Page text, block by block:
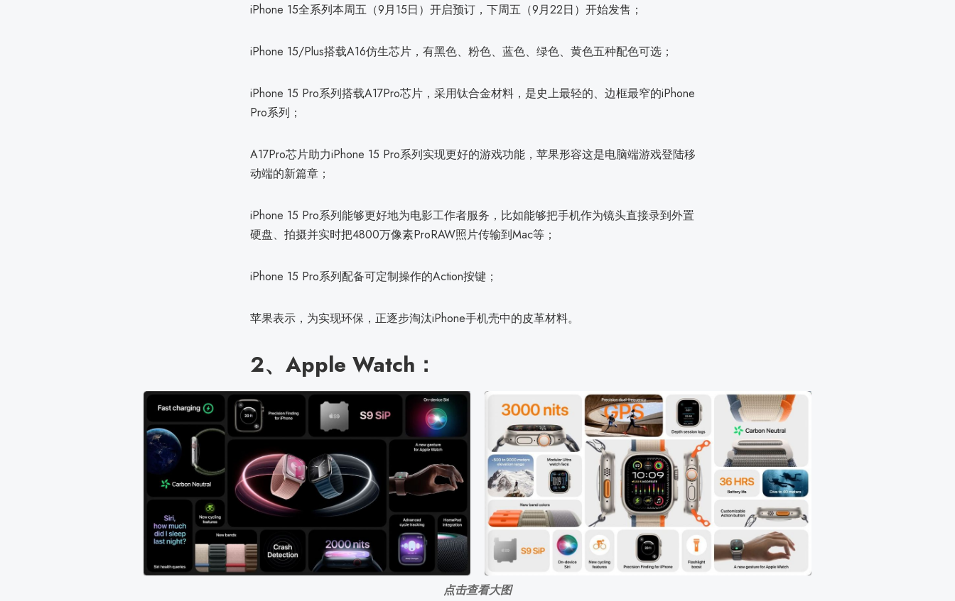
iPhone 15全系列本周五（9月15日）开启预订，下周五（9月22日）开始发售；
iPhone 15/Plus搭载A16仿生芯片，有黑色、粉色、蓝色、绿色、黄色五种配色可选；
iPhone 15 Pro系列搭载A17Pro芯片，采用钛合金材料，是史上最轻的、边框最窄的iPhone
Pro系列；
A17Pro芯片助力iPhone 15 Pro系列实现更好的游戏功能，苹果形容这是电脑端游戏登陆移
动端的新篇章；
iPhone 15 Pro系列能够更好地为电影工作者服务，比如能够把手机作为镜头直接录到外置
硬盘、拍摄并实时把4800万像素ProRAW照片传输到Mac等；
iPhone 15 Pro系列配备可定制操作的Action按键；
苹果表示，为实现环保，正逐步淘汰iPhone手机壳中的皮革材料。
2、Apple Watch：
点击查看大图